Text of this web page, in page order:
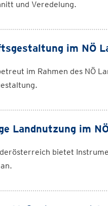
und Veredelung.
im NÖ
im Rahmen des NÖ
Landnutzung im
bietet